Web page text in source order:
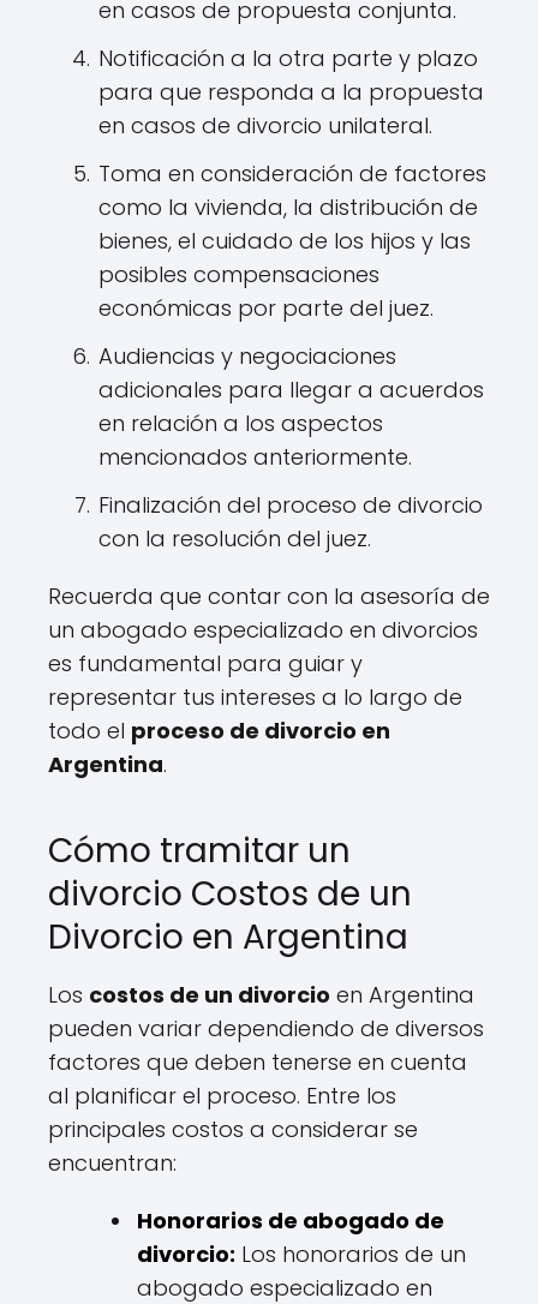
en casos de propuesta conjunta.
Notificación a la otra parte y plazo
para que responda a la propuesta
en casos de divorcio unilateral.
Toma en consideración de factores
como la vivienda, la distribución de
bienes, el cuidado de los hijos y las
posibles compensaciones
económicas por parte del juez.
Audiencias y negociaciones
adicionales para llegar a acuerdos
en relación a los aspectos
mencionados anteriormente.
Finalización del proceso de divorcio
con la resolución del juez.
Recuerda que contar con la asesoría de
un abogado especializado en divorcios
es fundamental para guiar y
representar tus intereses a lo largo de
todo el proceso de divorcio en
Argentina.
Cómo tramitar un
divorcio Costos de un
Divorcio en Argentina
Los costos de un divorcio en Argentina
pueden variar dependiendo de diversos
factores que deben tenerse en cuenta
al planificar el proceso. Entre los
principales costos a considerar se
encuentran:
Honorarios de abogado de
divorcio: Los honorarios de un
abogado especializado en